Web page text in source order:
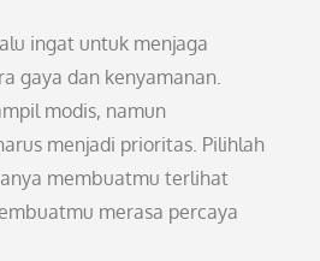
ingat untuk menjaga
gaya dan kenyamanan.
modis, namun
menjadi prioritas. Pilihlah
membuatmu terlihat
merasa percaya